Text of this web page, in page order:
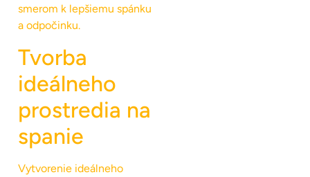
smerom k lepšiemu spánku
a odpočinku.
Tvorba
ideálneho
prostredia na
spanie
Vytvorenie ideálneho